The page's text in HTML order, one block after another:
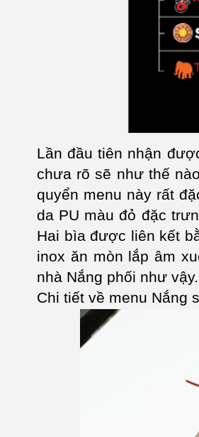
Lần đầu tiên nhận
chưa rõ sẽ như thế
quyển menu này rất
da PU màu đỏ đặc
Hai bìa được liên kết
inox ăn mòn lắp âm
nhà Nắng phối như
Chi tiết về menu Nắng